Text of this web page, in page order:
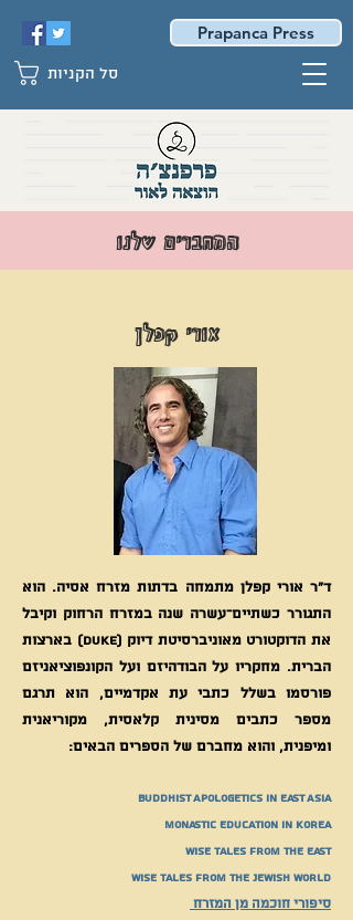
סל הקניות
Prapanca Press
המחברים שלנו
אורי קפלן
ד"ר אורי קפלן מתמחה בדתות מזרח אסיה. הוא
התגורר כשתיים־עשרה שנה במזרח הרחוק וקיבל
את הדוקטורט מאוניברסיטת דיוק (DUKE) בארצות
הברית. מחקריו על הבודהיזם ועל הקונפוציאניזם
פורסמו בשלל כתבי עת אקדמיים, הוא תרגם
מספר כתבים מסינית קלאסית, מקוריאנית
ומיפנית, והוא מחברם של הספרים הבאים:
Buddhist Apologetics in East Asia
Monastic Education in Korea
Wise Tales From the East
Wise Tales From the Jewish World
סיפורי חוכמה מן המזרח